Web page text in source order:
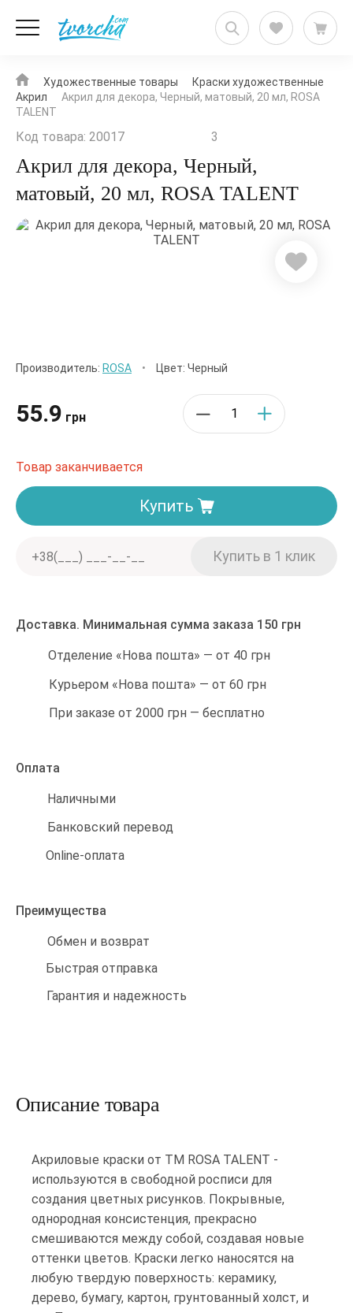
Художественные товары
Краски художественные
Акрил
Акрил для декора, Черный, матовый, 20 мл, ROSA
TALENT
Код товара: 20017 3
Акрил для декора, Черный,
матовый, 20 мл, ROSA TALENT
Производитель: ROSA • Цвет: Черный
55.9 грн
Товар заканчивается
Купить
Доставка. Минимальная сумма заказа 150 грн
Отделение «Нова пошта» — от 40 грн
Курьером «Нова пошта» — от 60 грн
При заказе от 2000 грн — бесплатно
Оплата
Наличными
Банковский перевод
Online-оплата
Преимущества
Обмен и возврат
Быстрая отправка
Гарантия и надежность
Описание товара
Акриловые краски от ТМ ROSA TALENT -
используются в свободной росписи для
создания цветных рисунков. Покрывные,
однородная консистенция, прекрасно
смешиваются между собой, создавая новые
оттенки цветов. Краски легко наносятся на
любую твердую поверхность: керамику,
дерево, бумагу, картон, грунтованный холст, и